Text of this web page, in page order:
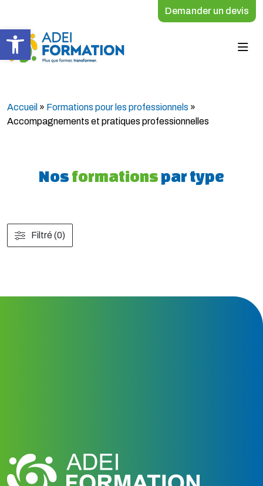
Ouvrir la barre d’outils
Demander un devis
Accueil » Formations pour les professionnels »
Accompagnements et pratiques professionnelles
Nos formations par type
Filtré (0)